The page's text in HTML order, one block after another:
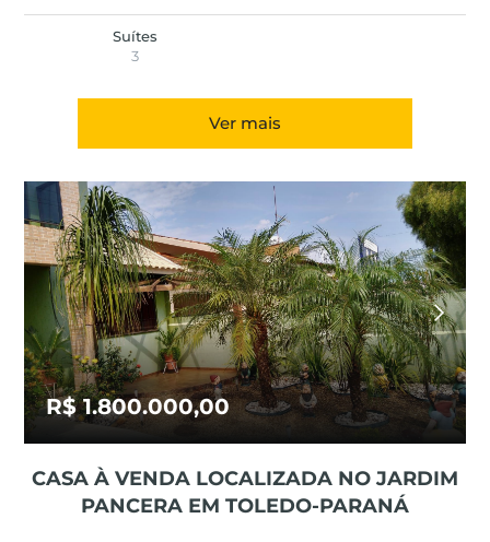
Suítes
3
Ver mais
R$ 1.800.000,00
CASA À VENDA LOCALIZADA NO JARDIM
PANCERA EM TOLEDO-PARANÁ